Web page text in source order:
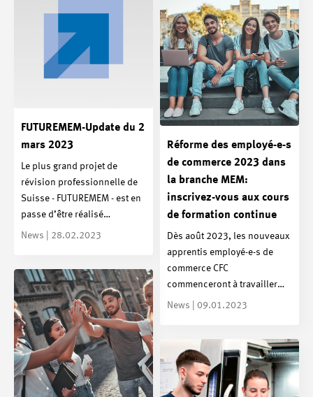
FUTUREMEM-Update du 2
mars 2023
Le plus grand projet de
révision professionnelle de
Suisse - FUTUREMEM - est en
passe d’être réalisé…
News | 28.02.2023
Réforme des employé-e-s
de commerce 2023 dans
la branche MEM:
inscrivez-vous aux cours
de formation continue
Dès août 2023, les nouveaux
apprentis employé-e-s de
commerce CFC
commenceront à travailler…
News | 09.01.2023